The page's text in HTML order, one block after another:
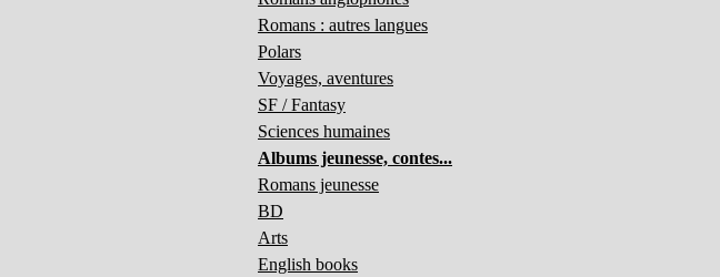
Romans : autres langues
Polars
Voyages, aventures
SF / Fantasy
Sciences humaines
Albums jeunesse, contes...
Romans jeunesse
BD
Arts
English books